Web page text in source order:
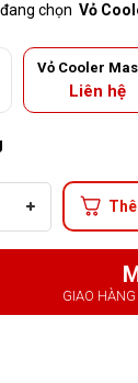
đang chọn Vỏ
Vỏ Cooler
MasterCase
ARGB (Mid
Màu Đen)
Liên hệ
GIAO